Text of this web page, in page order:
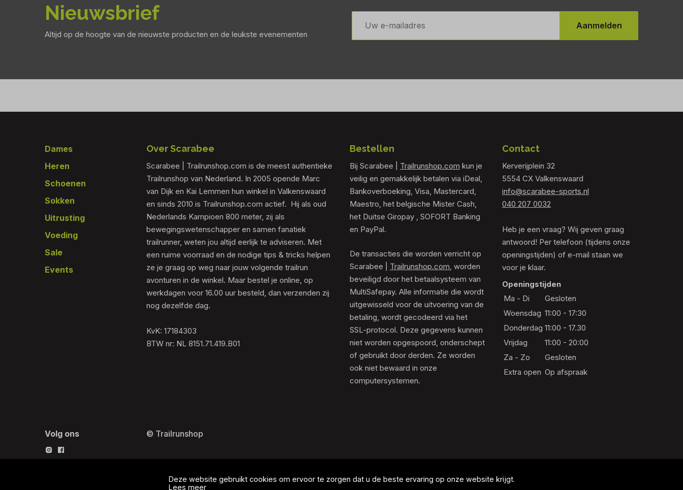
Nieuwsbrief
Altijd op de hoogte van de nieuwste producten en de leukste evenementen
E-
mailadres
Aanmelden
Footer
Dames
Heren
Schoenen
Sokken
Uitrusting
Voeding
Sale
Events
Over Scarabee
Scarabee | Trailrunshop.com is de meest authentieke
Trailrunshop van Nederland. In 2005 opende Marc
van Dijk en Kai Lemmen hun winkel in Valkenswaard
en sinds 2010 is Trailrunshop.com actief. Hij als oud
Nederlands Kampioen 800 meter, zij als
bewegingswetenschapper en samen fanatiek
trailrunner, weten jou altijd eerlijk te adviseren. Met
een ruime voorraad en de nodige tips & tricks helpen
ze je graag op weg naar jouw volgende trailrun
avonturen in de winkel. Maar bestel je online, op
werkdagen voor 16.00 uur besteld, dan verzenden zij
nog dezelfde dag.
KvK: 17184303
BTW nr: NL 8151.71.419.B01
Bestellen
Bij Scarabee | Trailrunshop.com kun je
veilig en gemakkelijk betalen via iDeal,
Bankoverboeking, Visa, Mastercard,
Maestro, het belgische Mister Cash,
het Duitse Giropay , SOFORT Banking
en PayPal.
De transacties die worden verricht op
Scarabee | Trailrunshop.com , worden
beveiligd door het betaalsysteem van
MultiSafepay. Alle informatie die wordt
uitgewisseld voor de uitvoering van de
betaling, wordt gecodeerd via het
SSL-protocol. Deze gegevens kunnen
niet worden opgespoord, onderschept
of gebruikt door derden. Ze worden
ook niet bewaard in onze
computersystemen.
Contact
Kerverijplein 32
5554 CX Valkenswaard
info@scarabee-sports.nl
040 207 0032
Heb je een vraag? Wij geven graag
antwoord! Per telefoon (tijdens onze
openingstijden) of e-mail staan we
voor je klaar.
Openingstijden
Ma - Di
Gesloten
Woensdag 11:00 - 17:30
Donderdag 11:00 - 17.30
Vrijdag
11:00 - 20:00
Za - Zo
Gesloten
Extra open Op afspraak
Volg ons © Trailrunshop
Deze website gebruikt cookies om ervoor te zorgen dat u de beste ervaring op onze website krijgt.
Lees meer